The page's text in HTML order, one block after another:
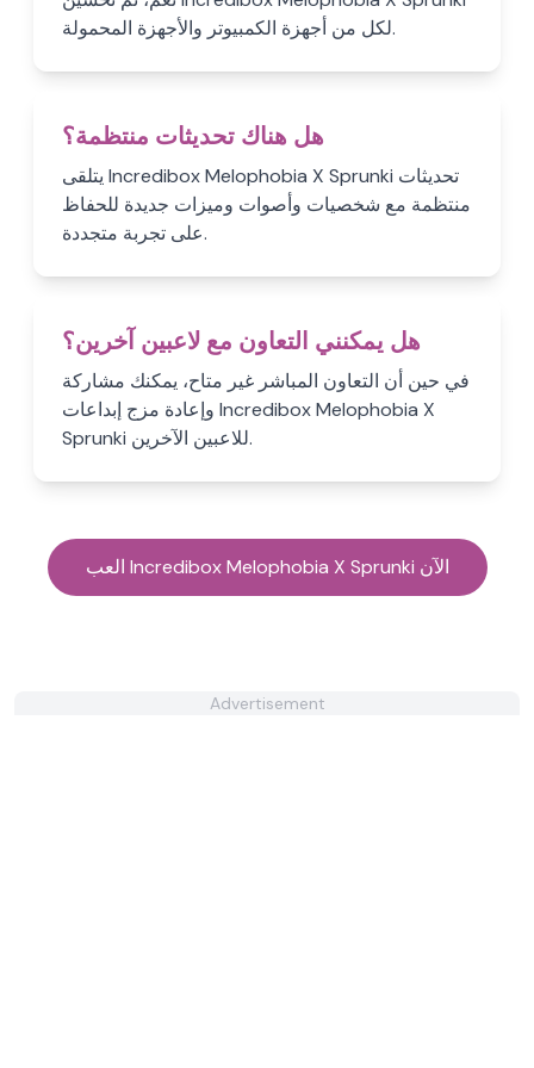
لكل من أجهزة الكمبيوتر والأجهزة المحمولة.
هل هناك تحديثات منتظمة؟
يتلقى Incredibox Melophobia X Sprunki تحديثات
منتظمة مع شخصيات وأصوات وميزات جديدة للحفاظ
على تجربة متجددة.
هل يمكنني التعاون مع لاعبين آخرين؟
في حين أن التعاون المباشر غير متاح، يمكنك مشاركة
وإعادة مزج إبداعات Incredibox Melophobia X
Sprunki للاعبين الآخرين.
العب Incredibox Melophobia X Sprunki الآن
Advertisement